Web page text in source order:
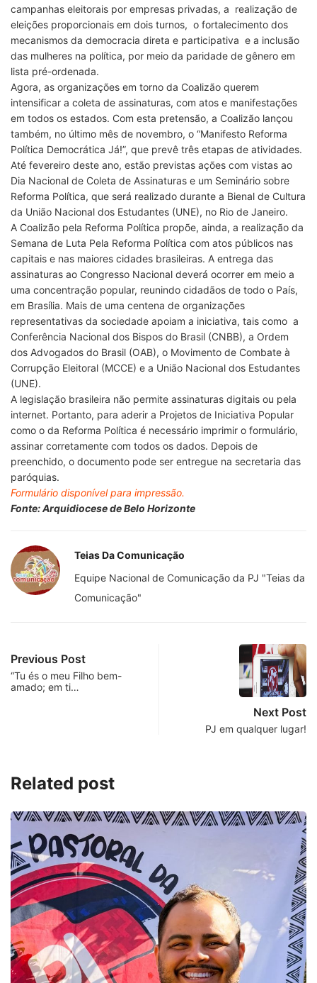
campanhas eleitorais por empresas privadas, a realização de
eleições proporcionais em dois turnos, o fortalecimento dos
mecanismos da democracia direta e participativa e a inclusão
das mulheres na política, por meio da paridade de gênero em
lista pré-ordenada.
Agora, as organizações em torno da Coalizão querem
intensificar a coleta de assinaturas, com atos e manifestações
em todos os estados. Com esta pretensão, a Coalizão lançou
também, no último mês de novembro, o “Manifesto Reforma
Política Democrática Já!”, que prevê três etapas de atividades.
Até fevereiro deste ano, estão previstas ações com vistas ao
Dia Nacional de Coleta de Assinaturas e um Seminário sobre
Reforma Política, que será realizado durante a Bienal de Cultura
da União Nacional dos Estudantes (UNE), no Rio de Janeiro.
A Coalizão pela Reforma Política propõe, ainda, a realização da
Semana de Luta Pela Reforma Política com atos públicos nas
capitais e nas maiores cidades brasileiras. A entrega das
assinaturas ao Congresso Nacional deverá ocorrer em meio a
uma concentração popular, reunindo cidadãos de todo o País,
em Brasília. Mais de uma centena de organizações
representativas da sociedade apoiam a iniciativa, tais como a
Conferência Nacional dos Bispos do Brasil (CNBB), a Ordem
dos Advogados do Brasil (OAB), o Movimento de Combate à
Corrupção Eleitoral (MCCE) e a União Nacional dos Estudantes
(UNE).
A legislação brasileira não permite assinaturas digitais ou pela
internet. Portanto, para aderir a Projetos de Iniciativa Popular
como o da Reforma Política é necessário imprimir o formulário,
assinar corretamente com todos os dados. Depois de
preenchido, o documento pode ser entregue na secretaria das
paróquias.
Formulário disponível para impressão.
Fonte: Arquidiocese de Belo Horizonte
Teias Da Comunicação
Equipe Nacional de Comunicação da PJ "Teias da
Comunicação"
Previous Post
“Tu és o meu Filho bem-
amado; em ti…
Next Post
PJ em qualquer lugar!
Related post